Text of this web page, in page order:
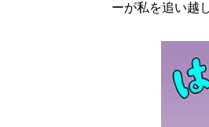
ーが私を追い越